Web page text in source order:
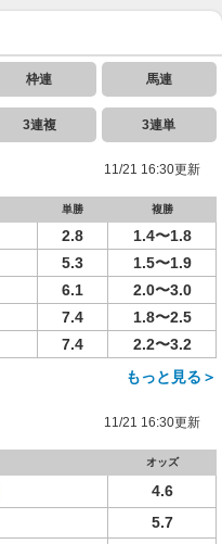
枠連 馬連
3連複 3連単
11/21 16:30更新
単勝 複勝
2.8
1.4〜1.8
5.3
1.5〜1.9
6.1
2.0〜3.0
7.4
1.8〜2.5
7.4
2.2〜3.2
もっと見る＞
11/21 16:30更新
オッズ
4.6
5.7